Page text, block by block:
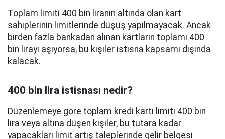
Toplam limiti 400 bin liranın altında olan kart
sahiplerinin limitlerinde düşüş yapılmayacak. Ancak
birden fazla bankadan alınan kartların toplamı 400
bin lirayı aşıyorsa, bu kişiler istisna kapsamı dışında
kalacak.
400 bin lira istisnası nedir?
Düzenlemeye göre toplam kredi kartı limiti 400 bin
lira veya altına düşen kişiler, bu tutara kadar
yapacakları limit artış taleplerinde gelir belgesi